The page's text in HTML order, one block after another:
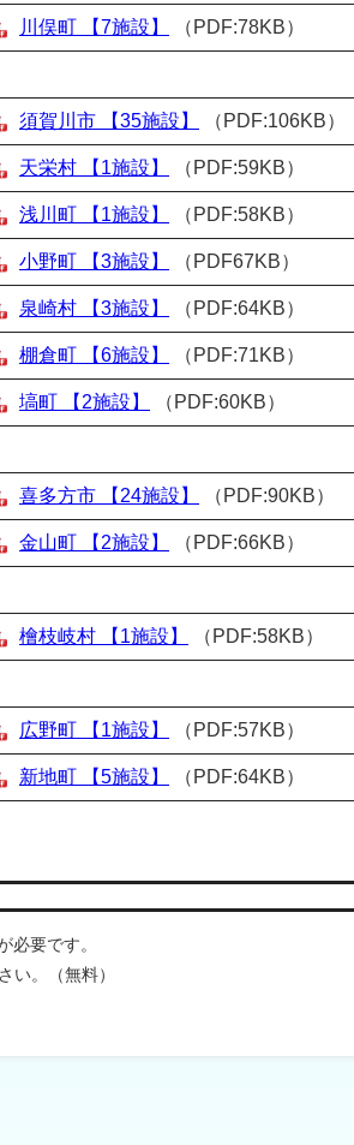
川俣町 【7施設】 （PDF:78KB）
須賀川市 【35施設】 （PDF:106KB）
天栄村 【1施設】 （PDF:59KB）
浅川町 【1施設】 （PDF:58KB）
小野町 【3施設】 （PDF67KB）
泉崎村 【3施設】 （PDF:64KB）
棚倉町 【6施設】 （PDF:71KB）
塙町 【2施設】 （PDF:60KB）
喜多方市 【24施設】 （PDF:90KB）
金山町 【2施設】 （PDF:66KB）
檜枝岐村 【1施設】 （PDF:58KB）
広野町 【1施設】 （PDF:57KB）
新地町 【5施設】 （PDF:64KB）
要です。
い。（無料）